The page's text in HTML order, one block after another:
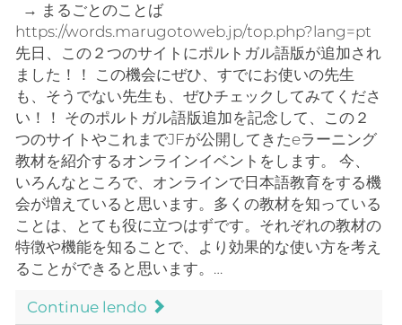
→ まるごとのことば
https://words.marugotoweb.jp/top.php?lang=pt
先日、この２つのサイトにポルトガル語版が追加され
ました！！ この機会にぜひ、すでにお使いの先生
も、そうでない先生も、ぜひチェックしてみてくださ
い！！ そのポルトガル語版追加を記念して、この２
つのサイトやこれまでJFが公開してきたeラーニング
教材を紹介するオンラインイベントをします。 今、
いろんなところで、オンラインで日本語教育をする機
会が増えていると思います。多くの教材を知っている
ことは、とても役に立つはずです。それぞれの教材の
特徴や機能を知ることで、より効果的な使い方を考え
ることができると思います。…
Continue lendo